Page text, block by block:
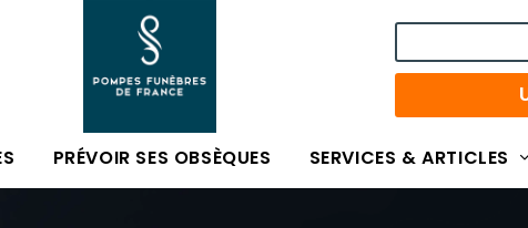
PRÉVOIR SES OBSÈQUES SERVICES & ARTICLES